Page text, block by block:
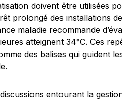
doivent être utilisées
prolongé des installations de
maladie recommande
atteignent 34°C. Ces
des balises qui guident
entourant la